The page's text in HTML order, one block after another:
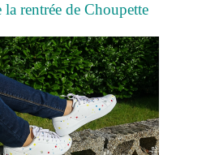
rentrée de Choupette